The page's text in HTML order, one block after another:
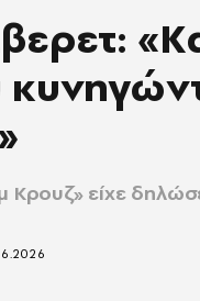
είχε